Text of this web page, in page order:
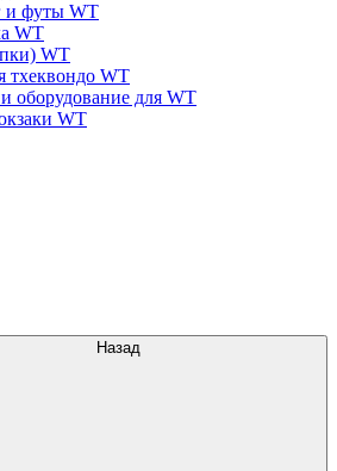
и футы WT
WT
WT
тхеквондо WT
оборудование для WT
WT
Назад